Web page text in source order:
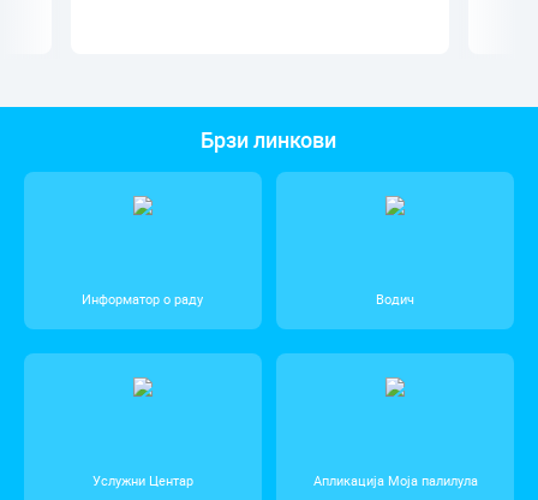
Брзи линкови
Информатор о раду Водич
Услужни Центар Апликација Моја палилула